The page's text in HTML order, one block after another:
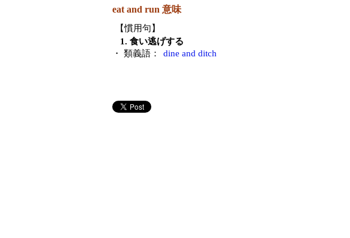
eat and run 意味
【慣用句】
1. 食い逃げする
・ 類義語：
dine and ditch